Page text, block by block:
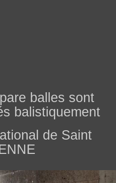
balles sont
balistiquement
de Saint